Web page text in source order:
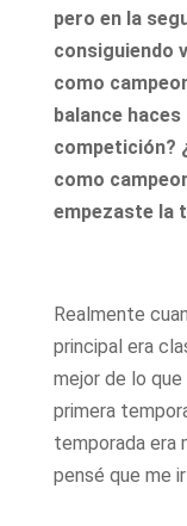
pero en la
consiguiendo
como
balance
competición?
como
empezaste la
Realmente
principal era
mejor de lo que
primera
temporada era
pensé que me